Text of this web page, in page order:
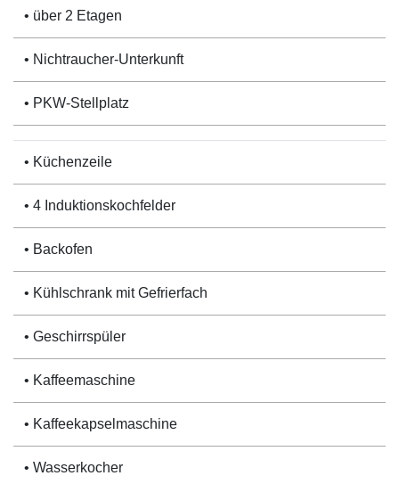
• über 2 Etagen
• Nichtraucher-Unterkunft
• PKW-Stellplatz
• Küchenzeile
• 4 Induktionskochfelder
• Backofen
• Kühlschrank mit Gefrierfach
• Geschirrspüler
• Kaffeemaschine
• Kaffeekapselmaschine
• Wasserkocher